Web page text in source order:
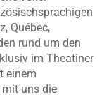
Québec,
rund um den
im Theatiner
einem
uns die